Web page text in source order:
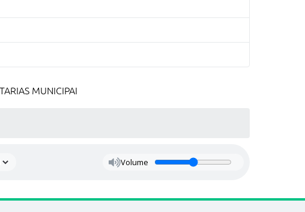
MUNICIPAI
Volume